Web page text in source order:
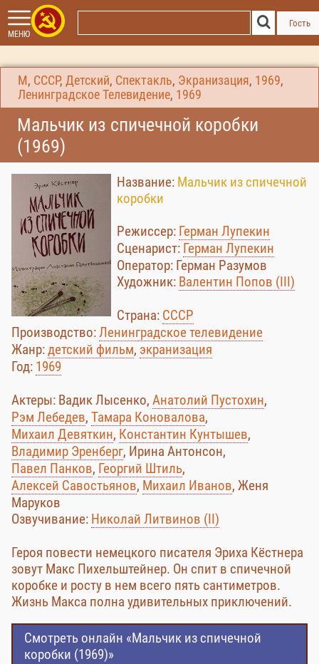
МЕНЮ
Гость
М , СССР, Детский, Спектакль, Экранизация, 1969,
Ленинградское Телевидение, 1969
Мальчик из спичечной коробки
(1969)
Название: Мальчик из спичечной
коробки
Режиссер: Герман Лупекин
Сценарист: Герман Лупекин
Оператор: Герман Разумов
Художник: Валентин Попов (III)
Страна: СССР
Производство:Ленинградское телевидение
Жанр:детский фильм, экранизация
Год: 1969
Актеры: Вадик Лысенко, Анатолий Пустохин,
Рэм Лебедев, Тамара Коновалова,
Михаил Девяткин, Константин Кунтышев,
Владимир Эренберг, Ирина Антонсон,
Павел Панков, Георгий Штиль,
Алексей Савостьянов, Михаил Иванов, Женя
Маруков
Озвучивание: Николай Литвинов (II)
Героя повести немецкого писателя Эриха Кёстнера
зовут Макс Пихельштейнер. Он спит в спичечной
коробке и росту в нем всего пять сантиметров.
Жизнь Макса полна удивительных приключений.
Смотреть онлайн «Мальчик из спичечной
коробки (1969)»